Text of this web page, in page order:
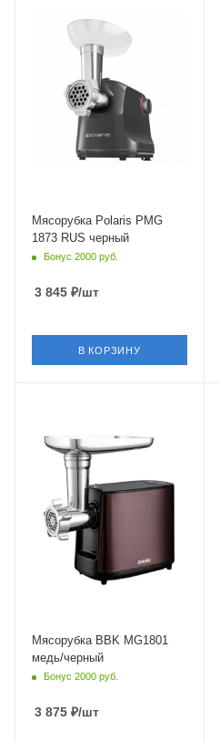
Мясорубка Polaris PMG
1873 RUS черный
Бонус 2000 руб.
3 845 ₽/шт
В КОРЗИНУ
Мясорубка BBK MG1801
медь/черный
Бонус 2000 руб.
3 875 ₽/шт